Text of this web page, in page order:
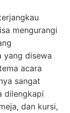
mengurangi
yang disewa
acara
sangat
dilengkapi
dan kursi,